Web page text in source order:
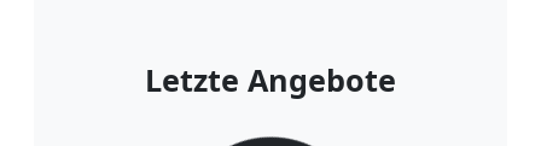
Letzte Angebote